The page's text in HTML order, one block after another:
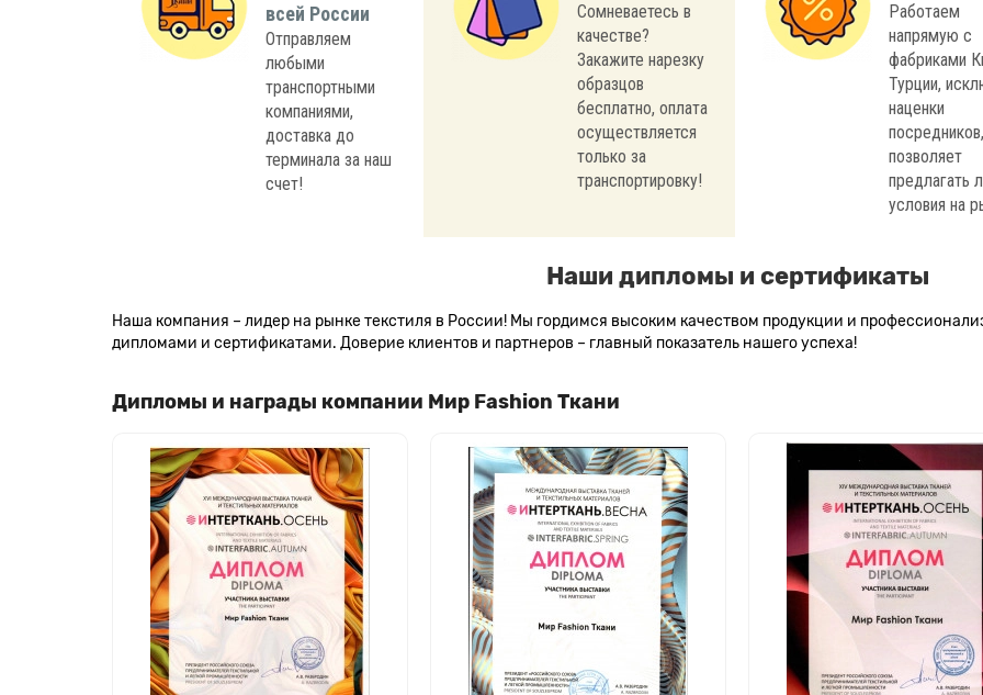
всей России
Отправляем
любыми
транспортными
компаниями,
доставка до
терминала за наш
счет!
Сомневаетесь в
качестве?
Закажите нарезку
образцов
бесплатно, оплата
осуществляется
только за
транспортировку!
Работаем
напрямую с
фабриками
Турции,
наценки
позволяет
предлагать
условия на
Наши дипломы и сертификаты
Наша компания – лидер на рынке текстиля в России! Мы гордимся высоким качеством продукции и
дипломами и сертификатами. Доверие клиентов и партнеров – главный показатель нашего успеха!
Дипломы и награды компании Мир Fashion Ткани